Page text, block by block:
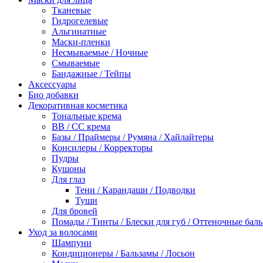
Тканевые
Гидрогелевые
Альгинатные
Маски-пленки
Несмываемые / Ночные
Смываемые
Бандажные / Тейпы
Аксессуары
Био добавки
Декоративная косметика
Тональные крема
BB / СС крема
Базы / Праймеры / Румяна / Хайлайтеры
Консилеры / Корректоры
Пудры
Кушоны
Для глаз
Тени / Карандаши / Подводки
Туши
Для бровей
Помады / Тинты / Блески для губ / Оттеночные
Уход за волосами
Шампуни
Кондиционеры / Бальзамы / Лосьон